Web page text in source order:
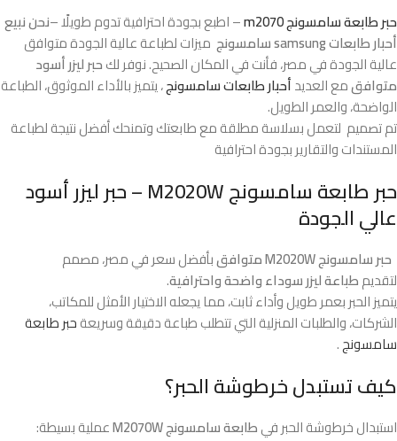
حبر طابعة سامسونج m2070 – اطبع بجودة احترافية تدوم طويلًا –نحن نبيع
أحبار طابعات samsung سامسونج
ميزات لطباعة عالية الجودة متوافق
عالية الجودة في مصر، فأنت في المكان الصحيح. نوفر لكحبر ليزر أسود
متوافقمع العديدأحبار طابعات سامسونج، يتميز بالأداء الموثوق، الطباعة
الواضحة، والعمر الطويل.
تم تصميم لتعمل بسلاسة مطلقة مع طابعتك وتمنحك أفضل نتيجة لطباعة
المستندات والتقارير بجودة احترافية
حبر طابعة سامسونج M2020W – حبر ليزر أسود
عالي الجودة
حبر سامسونج M2020W متوافق
بأفضل سعر في مصر، مصمم
لتقديمطباعة ليزر سوداء واضحة واحترافية.
يتميز الحبر بعمر طويل وأداء ثابت، مما يجعله الاختيار الأمثل للمكاتب،
الشركات، والطلبات المنزلية التي تتطلب طباعة دقيقة وسريعةحبر طابعة
سامسونج.
كيف تستبدل خرطوشة الحبر؟
استبدال خرطوشة الحبر فيطابعة سامسونج M2070W
عملية بسيطة: